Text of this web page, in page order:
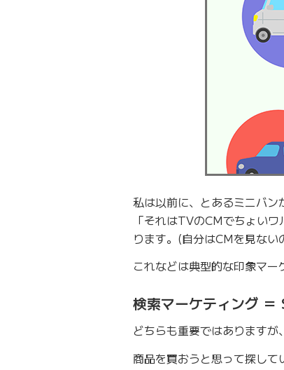
私は以前に、とあるミニバン
「それはTVのCMでちょい
ります。(自分はCMを見な
これなどは典型的な印象マー
検索マーケティング ＝
どちらも重要ではありますが
商品を買おうと思って探して